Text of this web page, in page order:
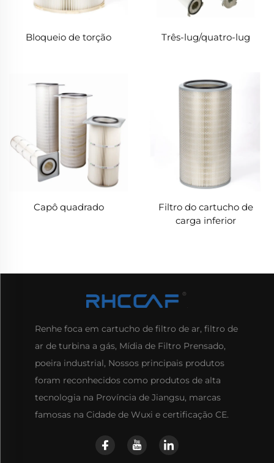
Bloqueio de torção Três-lug/quatro-lug
Capô quadrado
Filtro do cartucho de
carga inferior
Renhe foca em cartucho de filtro de ar, filtro de
ar de turbina a gás, Mídia de Filtro Prensado,
poeira industrial, Nossos principais produtos
foram reconhecidos como produtos de alta
tecnologia na Província de Jiangsu, marcas
famosas na Cidade de Wuxi e certificação CE.